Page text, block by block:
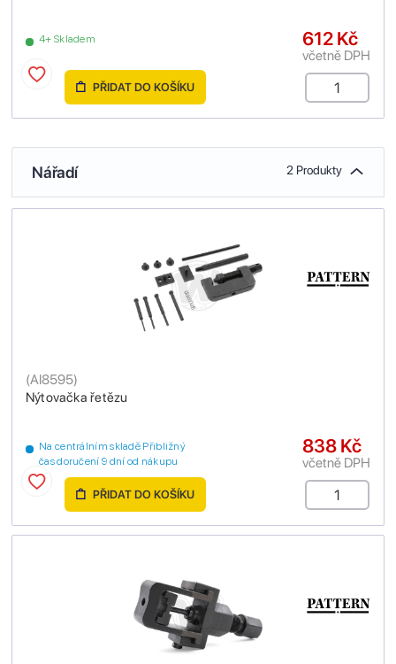
4+ Skladem 612 Kč
včetně DPH
PŘIDAT DO KOŠÍKU
Nářadí 2 Produkty
Nýtovačka řetězu
(AI8595)
Na centrálním skladě Přibližný
čas doručení 9 dní od nákupu
838 Kč
včetně DPH
PŘIDAT DO KOŠÍKU